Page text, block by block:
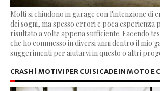
Molti si chiudono in garage con l'intenzione di
dei sogni, ma spesso errori e poca esperienza
risultato a volte appena sufficiente. Facendo
che ho commesso in diversi anni dentro il mio
suggerimenti per aiutarvi in questo o altri
CRASH | MOTIVI PER CUI SI CADE IN MOTO E